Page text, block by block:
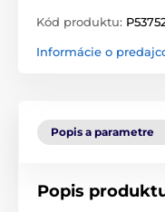
Kód produktu:
Informácie o
Popis a parametre
Popis